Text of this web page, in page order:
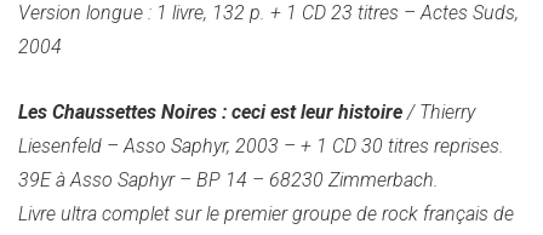
Version longue : 1 livre, 132 p. + 1 CD 23 titres – Actes Suds,
2004
Les Chaussettes Noires : ceci est leur histoire / Thierry
Liesenfeld – Asso Saphyr, 2003 – + 1 CD 30 titres reprises.
39E à Asso Saphyr – BP 14 – 68230 Zimmerbach.
Livre ultra complet sur le premier groupe de rock français de